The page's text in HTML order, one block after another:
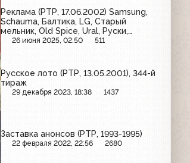
Реклама (РТР, 17.06.2002) Samsung,
Schauma, Балтика, LG, Старый
мельник, Old Spice, Ural, Руски,
Snickers, МТС
26 июня 2025, 02:50 511
Русское лото (РТР, 13.05.2001), 344-й
тираж
29 декабря 2023, 18:38 1437
Заставка анонсов (РТР, 1993-1995)
22 февраля 2022, 22:56 2680